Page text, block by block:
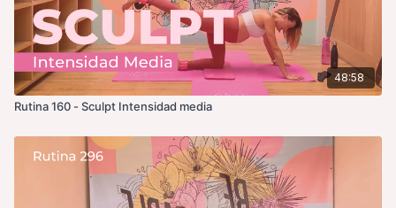
48:58
Rutina 160 - Sculpt Intensidad media